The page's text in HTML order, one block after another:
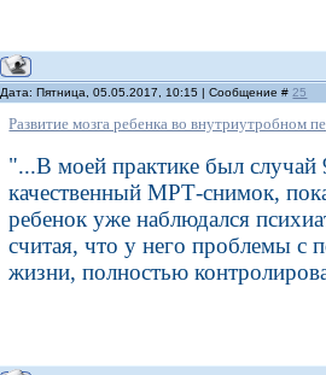
Дата: Пятница, 05.05.2017, 10:15 | Сообщение # 25
Развитие мозга ребенка во внутриутробном
"...В моей практике был случай
качественный МРТ-снимок,
ребенок уже наблюдался
считая, что у него проблемы с
жизни, полностью